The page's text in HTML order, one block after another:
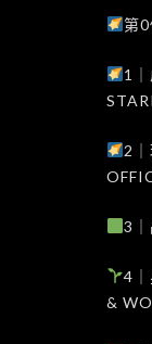
第
1
2
3
4
&